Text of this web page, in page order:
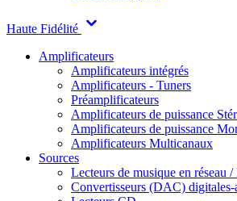
Haute Fidélité
Amplificateurs
Amplificateurs intégrés
Amplificateurs - Tuners
Préamplificateurs
Amplificateurs de puissance
Amplificateurs de puissance
Amplificateurs Multicanaux
Sources
Lecteurs de musique en réseau
Convertisseurs (DAC) digitales-